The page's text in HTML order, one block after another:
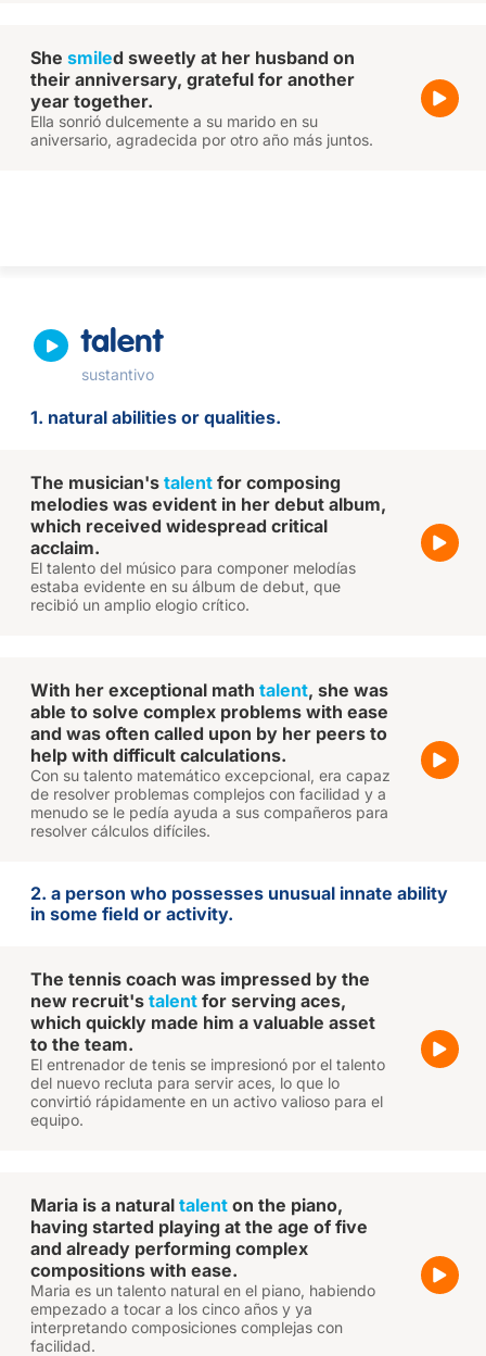
She smiled sweetly at her husband on
their anniversary, grateful for another
year together.
Ella sonrió dulcemente a su marido en su
aniversario, agradecida por otro año más juntos.
talent
sustantivo
1. natural abilities or qualities.
The musician's talent for composing
melodies was evident in her debut album,
which received widespread critical
acclaim.
El talento del músico para componer melodías
estaba evidente en su álbum de debut, que
recibió un amplio elogio crítico.
With her exceptional math talent, she was
able to solve complex problems with ease
and was often called upon by her peers to
help with difficult calculations.
Con su talento matemático excepcional, era capaz
de resolver problemas complejos con facilidad y a
menudo se le pedía ayuda a sus compañeros para
resolver cálculos difíciles.
2. a person who possesses unusual innate ability
in some field or activity.
The tennis coach was impressed by the
new recruit's talent for serving aces,
which quickly made him a valuable asset
to the team.
El entrenador de tenis se impresionó por el talento
del nuevo recluta para servir aces, lo que lo
convirtió rápidamente en un activo valioso para el
equipo.
Maria is a natural talent on the piano,
having started playing at the age of five
and already performing complex
compositions with ease.
Maria es un talento natural en el piano, habiendo
empezado a tocar a los cinco años y ya
interpretando composiciones complejas con
facilidad.